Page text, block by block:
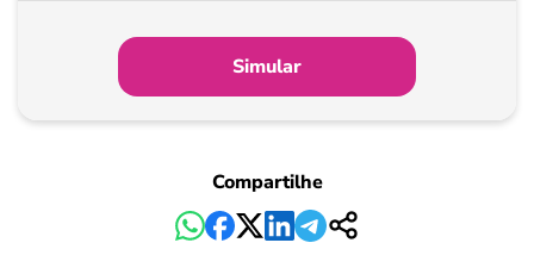
Pagamento
Simular
Compartilhe